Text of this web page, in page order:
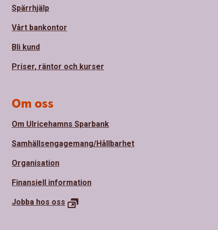
Spärrhjälp
Vårt bankontor
Bli kund
Priser, räntor och kurser
Om oss
Om Ulricehamns Sparbank
Samhällsengagemang/Hållbarhet
Organisation
Finansiell information
Jobba hos oss